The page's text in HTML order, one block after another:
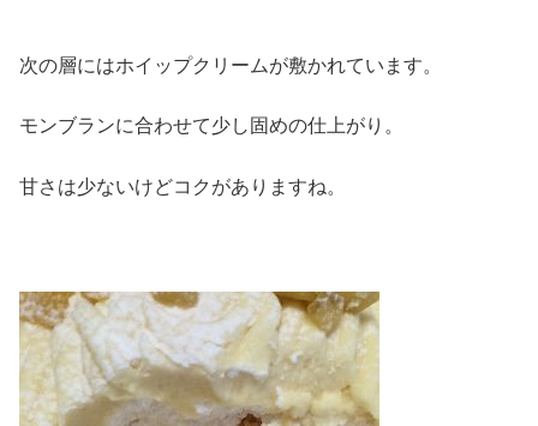
次の層にはホイップクリームが敷かれています。
モンブランに合わせて少し固めの仕上がり。
甘さは少ないけどコクがありますね。